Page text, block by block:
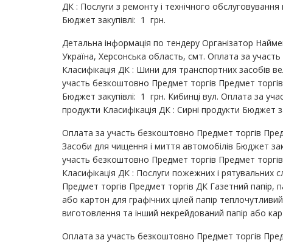
ДК : Послуги з ремонту і технічного
Бюджет закупівлі: 1 грн.
Детальна інформація по тендеру Організатор
Україна, Херсонська область, смт. Оплата за
Класифікація ДК : Шини для транспортних засобів
участь безкоштовно Предмет торгів Предмет
Бюджет закупівлі: 1 грн. Кибинці вул. Оплата за
продукти Класифікація ДК : Сирні продукти Бюджет
Оплата за участь безкоштовно Предмет торгів
Засоби для чищення і миття автомобілів Бюджет
участь безкоштовно Предмет торгів Предмет
Класифікація ДК : Послуги пожежних і
Предмет торгів Предмет торгів ДК Газетний папір,
або картон для графічних цілей папір
виготовлення та інший некрейдований папір або
Оплата за участь безкоштовно Предмет торгів